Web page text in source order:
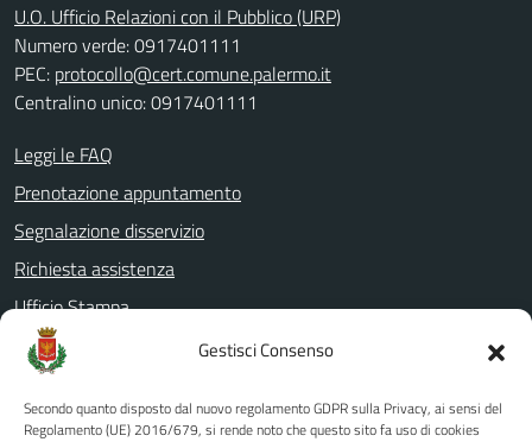
Gestisci Consenso
Secondo quanto disposto dal nuovo regolamento GDPR sulla Privacy, ai sensi del
Regolamento (UE) 2016/679, si rende noto che questo sito fa uso di cookies
U.O. Ufficio Relazioni con il Pubblico (URP)
Numero verde: 0917401111
PEC: protocollo@cert.comune.palermo.it
Centralino unico: 0917401111
Leggi le FAQ
Prenotazione appuntamento
Segnalazione disservizio
Richiesta assistenza
Ufficio Stampa
Amministrazione Trasparente
Albo pretorio
Informativa privacy